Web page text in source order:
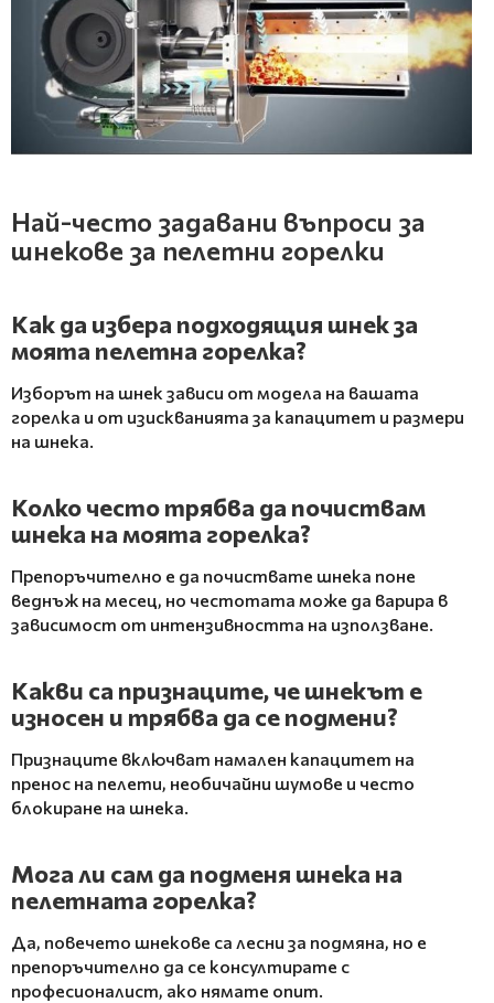
Най-често задавани въпроси за
шнекове за пелетни горелки
Как да избера подходящия шнек за
моята пелетна горелка?
Изборът на шнек зависи от модела на вашата
горелка и от изискванията за капацитет и размери
на шнека.
Колко често трябва да почиствам
шнека на моята горелка?
Препоръчително е да почиствате шнека поне
веднъж на месец, но честотата може да варира в
зависимост от интензивността на използване.
Какви са признаците, че шнекът е
износен и трябва да се подмени?
Признаците включват намален капацитет на
пренос на пелети, необичайни шумове и често
блокиране на шнека.
Мога ли сам да подменя шнека на
пелетната горелка?
Да, повечето шнекове са лесни за подмяна, но е
препоръчително да се консултирате с
професионалист, ако нямате опит.